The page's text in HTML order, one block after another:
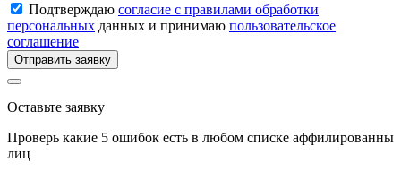
Подтверждаю согласие с правилами обработки
персональных данных и принимаю пользовательское
соглашение
Отправить заявку
Оставьте заявку
Проверь какие 5 ошибок есть в любом списке аффилированны
лиц